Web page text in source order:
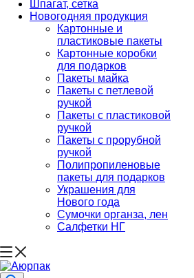
Шпагат, сетка
Новогодняя продукция
Картонные и
пластиковые пакеты
Картонные коробки
для подарков
Пакеты майка
Пакеты с петлевой
ручкой
Пакеты с пластиковой
ручкой
Пакеты с прорубной
ручкой
Полипропиленовые
пакеты для подарков
Украшения для
Нового года
Сумочки органза, лен
Салфетки НГ